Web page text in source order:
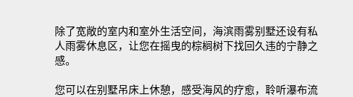
除了宽敞的室内和室外生活空间，海滨雨雾别墅还设有私
人雨雾休息区，让您在摇曳的棕榈树下找回久违的宁静之
感。
您可以在别墅吊床上休憩，感受海风的疗愈，聆听瀑布流